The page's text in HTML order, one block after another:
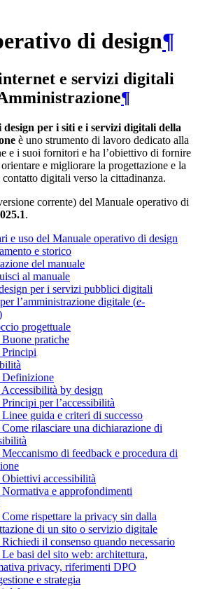
di design¶
e servizi digitali
¶
per i siti e i servizi digitali della
è uno strumento di lavoro dedicato alla
e i suoi fornitori e ha l’obiettivo di fornire
e migliorare la progettazione e la
digitali verso la cittadinanza.
corrente) del Manuale operativo di
.
e uso del Manuale operativo di design
e storico
del manuale
al manuale
per i servizi pubblici digitali
l’amministrazione digitale (e-
progettuale
Buone pratiche
Principi
Definizione
Accessibilità by design
per l’accessibilità
guida e criteri di successo
rilasciare una dichiarazione di
di feedback e procedura di
Obiettivi accessibilità
Normativa e approfondimenti
rispettare la privacy sin dalla
di un sito o servizio digitale
il consenso quando necessario
basi del sito web: architettura,
privacy, riferimenti DPO
e strategia